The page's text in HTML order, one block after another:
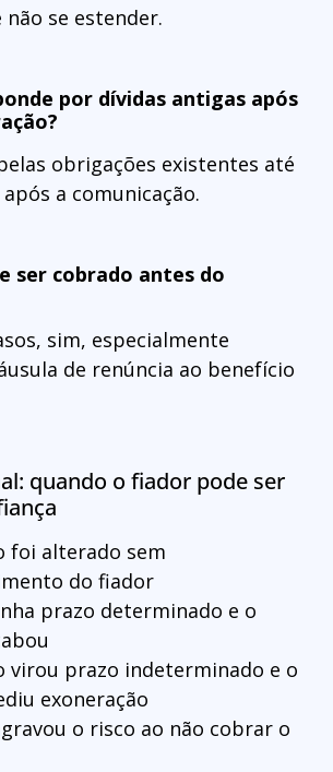
não se estender.
por dívidas antigas após
obrigações existentes até
a comunicação.
ser cobrado antes do
sim, especialmente
de renúncia ao benefício
quando o fiador pode ser
foi alterado sem
do fiador
prazo determinado e o
virou prazo indeterminado e o
exoneração
o risco ao não cobrar o